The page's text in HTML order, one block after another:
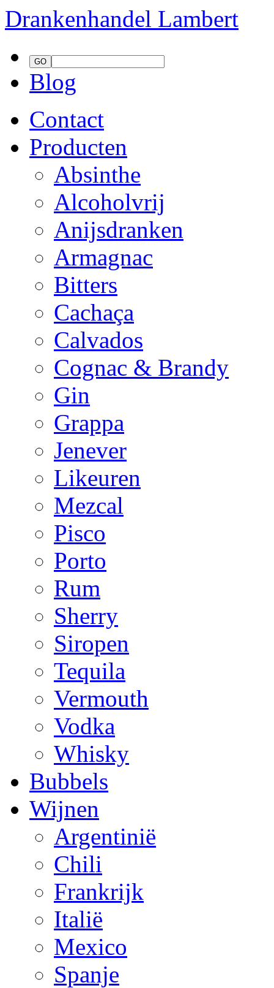
Drankenhandel Lambert
Blog
Contact
Producten
Absinthe
Alcoholvrij
Anijsdranken
Armagnac
Bitters
Cachaça
Calvados
Cognac & Brandy
Gin
Grappa
Jenever
Likeuren
Mezcal
Pisco
Porto
Rum
Sherry
Siropen
Tequila
Vermouth
Vodka
Whisky
Bubbels
Wijnen
Argentinië
Chili
Frankrijk
Italië
Mexico
Spanje